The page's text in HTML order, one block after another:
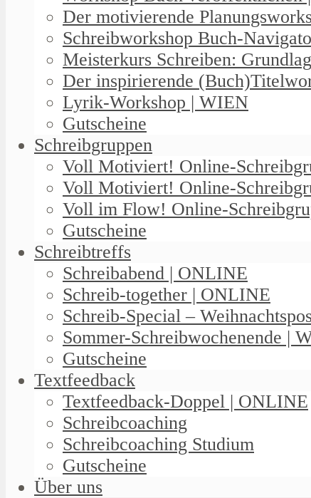
Der motivierende
Schreibworkshop Buch-
Meisterkurs Schreiben:
Der inspirierende
Lyrik-Workshop | WIEN
Gutscheine
Schreibgruppen
Voll Motiviert! Online-
Voll Motiviert! Online-
Voll im Flow! Online-
Gutscheine
Schreibtreffs
Schreibabend | ONLINE
Schreib-together | ONLINE
Schreib-Special –
Sommer-Schreibwochenende |
Gutscheine
Textfeedback
Textfeedback-Doppel | ONLINE
Schreibcoaching
Schreibcoaching Studium
Gutscheine
Über uns